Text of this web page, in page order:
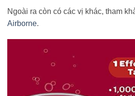
Ngoài ra còn có các vị khác, tham
Airborne.